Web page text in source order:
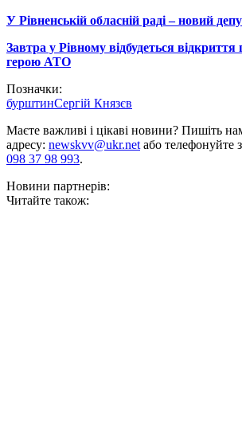
У Рівненській обласній раді – новий
Завтра у Рівному відбудеться
герою АТО
Позначки:
бурштинСергій Князєв
Маєте важливі і цікаві новини? Пишіть
адресу: newskvv@ukr.netабо телефонуйте
098 37 98 993.
Новини партнерів:
Читайте також: